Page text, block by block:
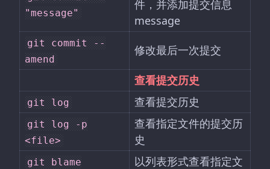
"message"
件，并添加提交信息
message
git commit --
amend
修改最后一次提交
查看提交历史
git log 查看提交历史
git log -p
<file>
查看指定文件的提交历
史
git blame
以列表形式查看指定文